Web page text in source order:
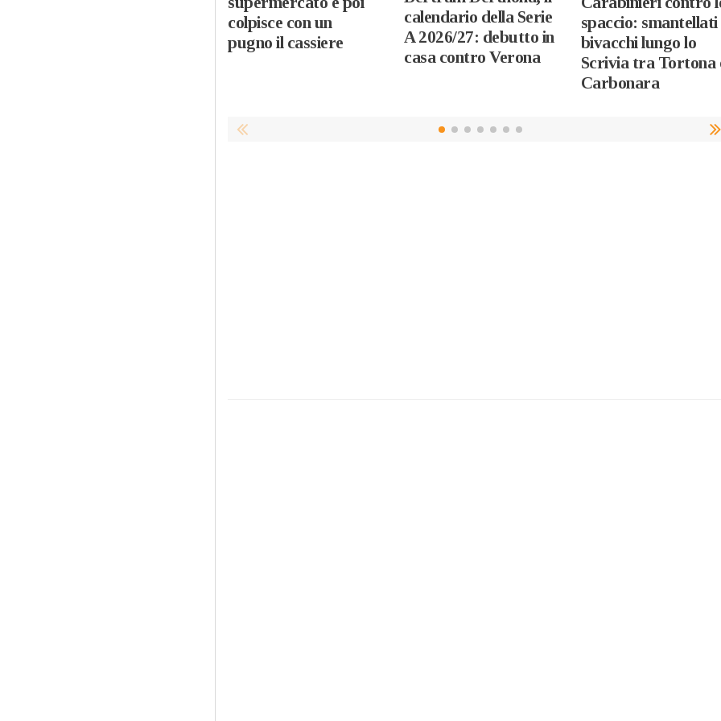
colpisce con un
pugno il cassiere
calendario della Serie
A 2026/27: debutto in
casa contro Verona
spaccio: smantellati
bivacchi lungo lo
Scrivia tra Tortona
Carbonara